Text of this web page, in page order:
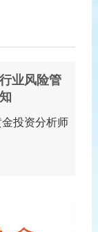
业风险管
投资分析师